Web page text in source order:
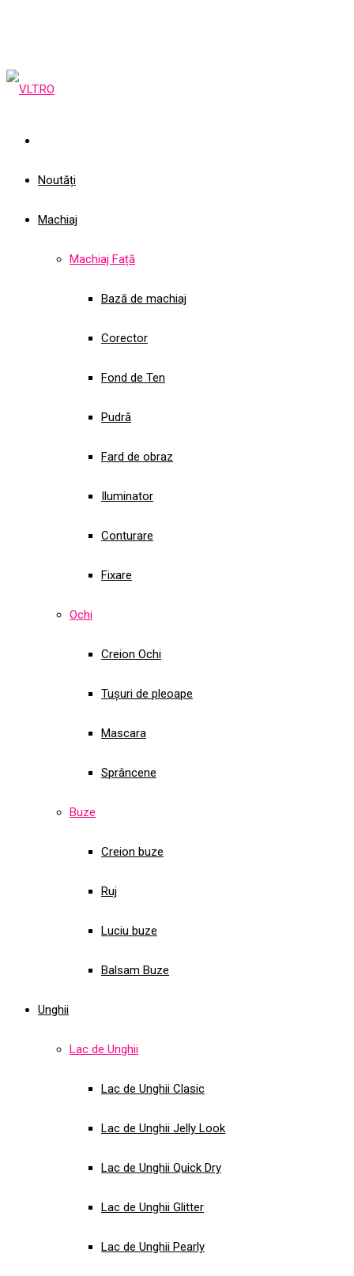
Noutăți
Machiaj
Machiaj Față
Bază de machiaj
Corector
Fond de Ten
Pudră
Fard de obraz
Iluminator
Conturare
Fixare
Ochi
Creion Ochi
Tușuri de pleoape
Mascara
Sprâncene
Buze
Creion buze
Ruj
Luciu buze
Balsam Buze
Unghii
Lac de Unghii
Lac de Unghii Clasic
Lac de Unghii Jelly Look
Lac de Unghii Quick Dry
Lac de Unghii Glitter
Lac de Unghii Pearly